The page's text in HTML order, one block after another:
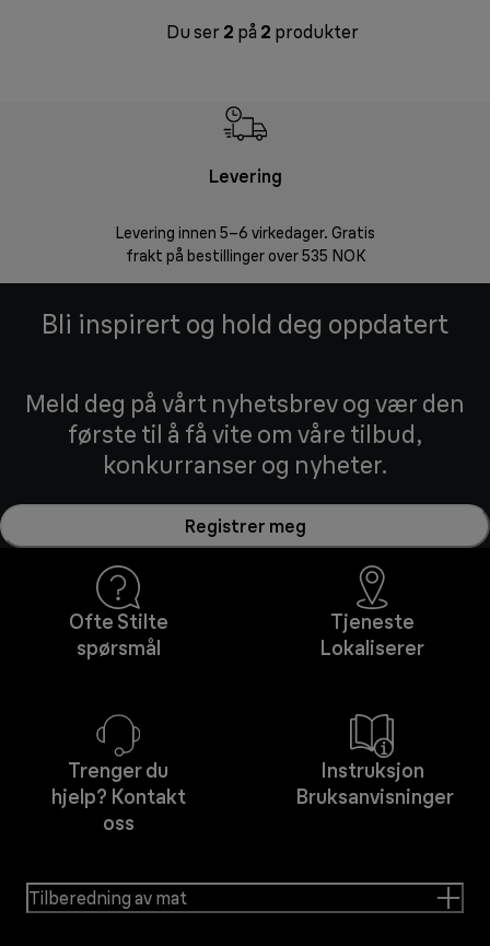
Du ser 2 på 2 produkter
Levering
Levering innen 5–6 virkedager. Gratis
frakt på bestillinger over 535 NOK
Bli inspirert og hold deg oppdatert
Meld deg på vårt nyhetsbrev og vær den
første til å få vite om våre tilbud,
konkurranser og nyheter.
Registrer meg
Ofte Stilte
spørsmål
Tjeneste
Lokaliserer
Trenger du
hjelp? Kontakt
oss
Instruksjon
Bruksanvisninger
Tilberedning av mat